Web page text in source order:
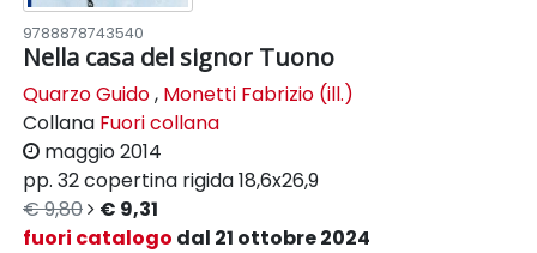
9788878743540
Nella casa del signor Tuono
Quarzo Guido, Monetti Fabrizio (ill.)
Collana Fuori collana
maggio 2014
pp. 32copertina rigida18,6x26,9
€ 9,80
€ 9,31
fuori catalogo dal 21 ottobre 2024